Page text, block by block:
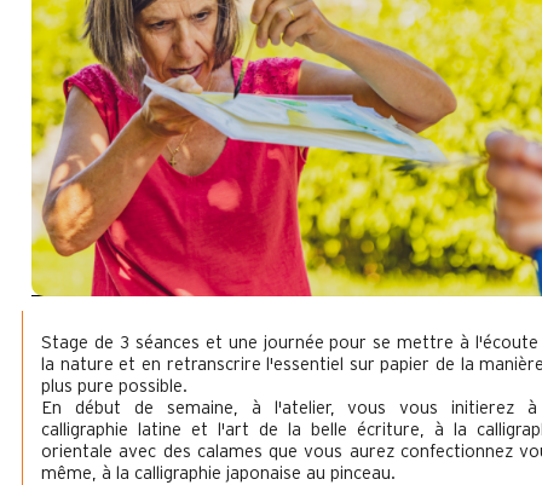
Stage de 3 séances et une journée pour se mettre à l'écoute
la nature et en retranscrire l'essentiel sur papier de la
plus pure possible.
En début de semaine, à l'atelier, vous vous initierez
calligraphie latine et l'art de la belle écriture, à la
orientale avec des calames que vous aurez confectionnez
même, à la calligraphie japonaise au pinceau.